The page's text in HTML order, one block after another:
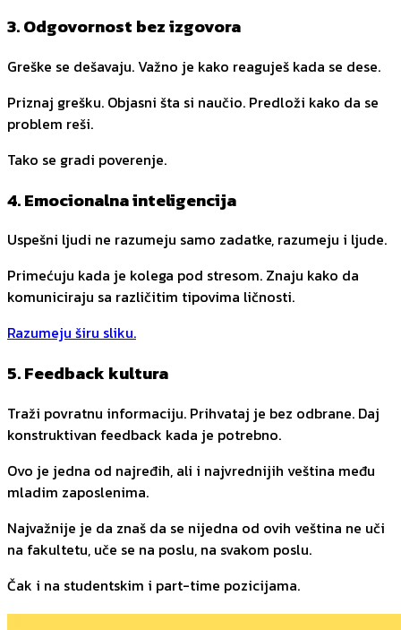
3. Odgovornost bez izgovora
Greške se dešavaju. Važno je kako reaguješ kada se dese.
Priznaj grešku. Objasni šta si naučio. Predloži kako da se
problem reši.
Tako se gradi poverenje.
4. Emocionalna inteligencija
Uspešni ljudi ne razumeju samo zadatke, razumeju i ljude.
Primećuju kada je kolega pod stresom. Znaju kako da
komuniciraju sa različitim tipovima ličnosti.
Razumeju širu sliku.
5. Feedback kultura
Traži povratnu informaciju. Prihvataj je bez odbrane. Daj
konstruktivan feedback kada je potrebno.
Ovo je jedna od najređih, ali i najvrednijih veština među
mladim zaposlenima.
Najvažnije je da znaš da se nijedna od ovih veština ne uči
na fakultetu, uče se na poslu, na svakom poslu.
Čak i na studentskim i part-time pozicijama.